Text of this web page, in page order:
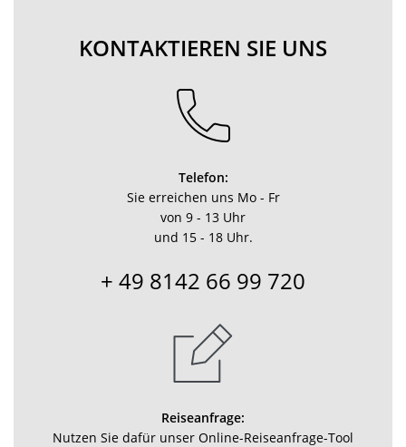
KONTAKTIEREN SIE UNS
Telefon:
Sie erreichen uns Mo - Fr
von 9 - 13 Uhr
und 15 - 18 Uhr.
+ 49 8142 66 99 720
Reiseanfrage:
Nutzen Sie dafür unser Online-Reiseanfrage-Tool